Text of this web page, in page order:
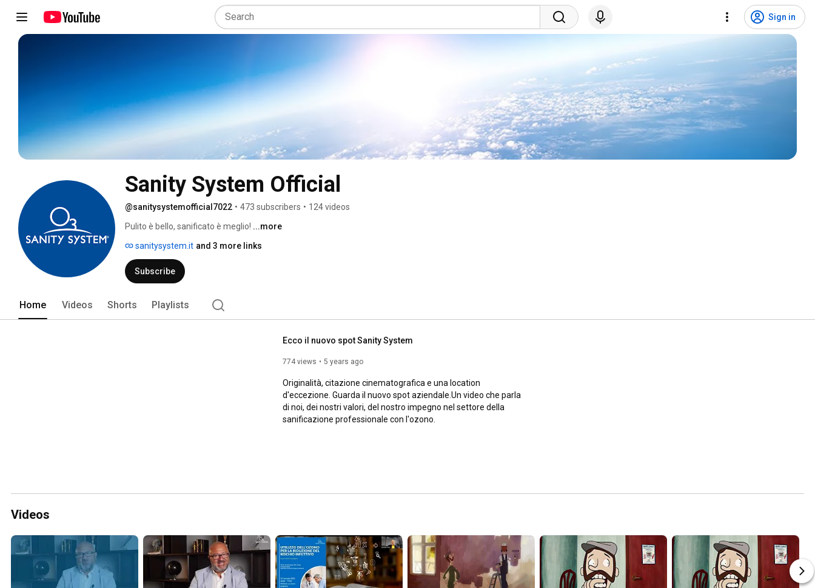
Sign in
Sanity System Official
@sanitysystemofficial7022 • 473 subscribers • 124 videos
Pulito è bello, sanificato è meglio! ...more
sanitysystem.it and 3 more links
Subscribe
Home Videos Shorts Playlists
Ecco il nuovo spot Sanity System
774 views 5 years ago
Originalità, citazione cinematografica e una location
d'eccezione. Guarda il nuovo spot aziendale.Un video che parla
di noi, dei nostri valori, del nostro impegno nel settore della
sanificazione professionale con l'ozono.
Videos